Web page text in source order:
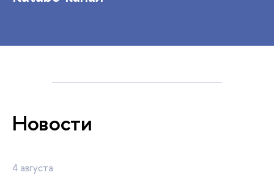
Новости
4 августа